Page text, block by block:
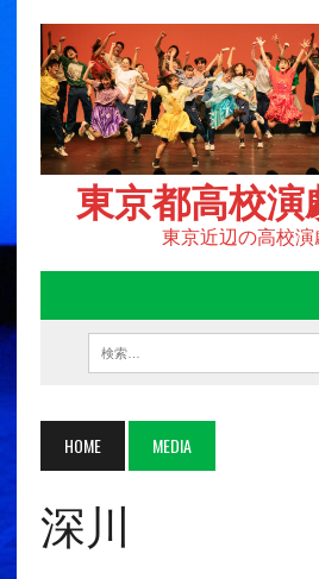
東京都高校演
東京近辺の高校演
HOME MEDIA
深川